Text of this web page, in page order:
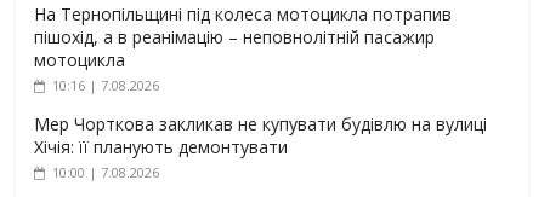
На Тернопільщині під колеса мотоцикла потрапив
пішохід, а в реанімацію – неповнолітній пасажир
мотоцикла
10:16 | 7.08.2026
Мер Чорткова закликав не купувати будівлю на вулиці
Хічія: її планують демонтувати
10:00 | 7.08.2026